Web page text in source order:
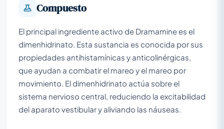
Compuesto
El principal ingrediente activo de Dramamine es el
dimenhidrinato. Esta sustancia es conocida por sus
propiedades antihistamínicas y anticolinérgicas,
que ayudan a combatir el mareo y el mareo por
movimiento. El dimenhidrinato actúa sobre el
sistema nervioso central, reduciendo la excitabilidad
del aparato vestibular y aliviando las náuseas.